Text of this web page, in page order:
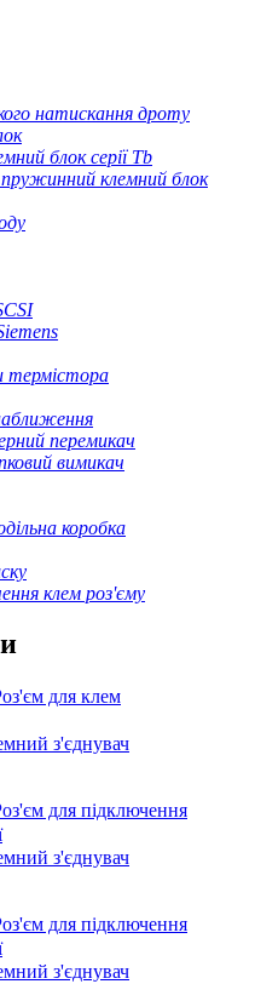
натискання дроту
блок серії Tb
клемний блок
термістора
перемикач
вимикач
коробка
клем роз'єму
з'єднувач
з'єднувач
з'єднувач